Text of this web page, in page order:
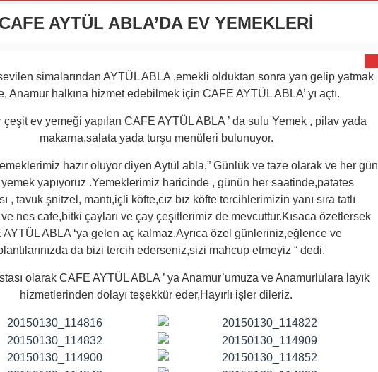
CAFE AYTÜL ABLA’DA EV YEMEKLERİ
simalarından AYTÜL ABLA ,emekli olduktan sonra yan gelip yatmak
Anamur halkına hizmet edebilmek için CAFE AYTÜL ABLA’ yı açtı.
çeşit ev yemeği yapılan CAFE AYTÜL ABLA ’ da sulu Yemek , pilav yada
makarna,salata yada turşu menüleri bulunuyor.
hazır oluyor diyen Aytül abla,” Günlük ve taze olarak ve her gün
yemek yapıyoruz .Yemeklerimiz haricinde , günün her saatinde,patates
, tavuk şnitzel, mantı,içli köfte,cız bız köfte tercihlerimizin yanı sıra tatlı
nes cafe,bitki çayları ve çay çeşitlerimiz de mevcuttur.Kısaca özetlersek
AYTÜL ABLA ‘ya gelen aç kalmaz.Ayrıca özel günleriniz,eğlence ve
da bizi tercih ederseniz,sizi mahcup etmeyiz “ dedi.
olarak CAFE AYTÜL ABLA ’ ya Anamur’umuza ve Anamurlulara layık
hizmetlerinden dolayı teşekkür eder,Hayırlı işler dileriz.